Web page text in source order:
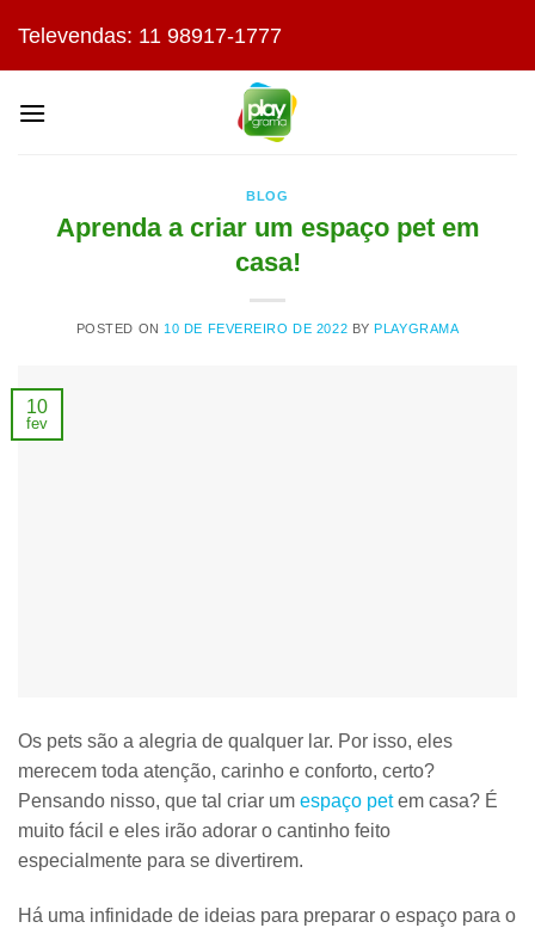
content
Televendas: 11 98917-1777
BLOG
Aprenda a criar um espaço pet em
casa!
POSTED ON 10 DE FEVEREIRO DE 2022 BYPLAYGRAMA
10
fev
Os pets são a alegria de qualquer lar. Por isso, eles
merecem toda atenção, carinho e conforto, certo?
Pensando nisso, que tal criar um espaço petem casa? É
muito fácil e eles irão adorar o cantinho feito
especialmente para se divertirem.
Há uma infinidade de ideias para preparar o espaço para o